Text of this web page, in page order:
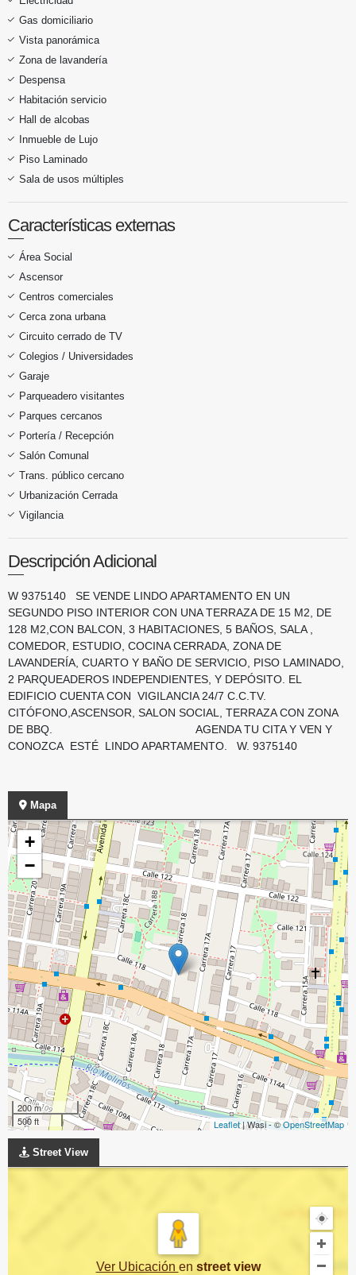
Gas domiciliario
Vista panorámica
Zona de lavandería
Despensa
Habitación servicio
Hall de alcobas
Inmueble de Lujo
Piso Laminado
Sala de usos múltiples
Características externas
Área Social
Ascensor
Centros comerciales
Cerca zona urbana
Circuito cerrado de TV
Colegios / Universidades
Garaje
Parqueadero visitantes
Parques cercanos
Portería / Recepción
Salón Comunal
Trans. público cercano
Urbanización Cerrada
Vigilancia
Descripción Adicional
W 9375140 SE VENDE LINDO APARTAMENTO EN UN
SEGUNDO PISO INTERIOR CON UNA TERRAZA DE 15 M2, DE
128 M2,CON BALCON, 3 HABITACIONES, 5 BAÑOS, SALA ,
COMEDOR, ESTUDIO, COCINA CERRADA, ZONA DE
LAVANDERÍA, CUARTO Y BAÑO DE SERVICIO, PISO LAMINADO,
2 PARQUEADEROS INDEPENDIENTES, Y DEPÓSITO. EL
EDIFICIO CUENTA CON VIGILANCIA 24/7 C.C.TV.
CITÓFONO,ASCENSOR, SALON SOCIAL, TERRAZA CON ZONA
DE BBQ. AGENDA TU CITA Y VEN Y
CONOZCA ESTÉ LINDO APARTAMENTO. W. 9375140
Mapa
+
−
200 m
500 ft
Leaflet| Wasi - ©OpenStreetMap
Street View
Ver Ubicación en street view